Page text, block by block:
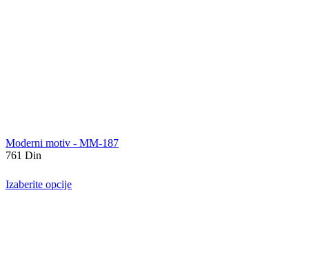
Moderni motiv - MM-187
761 Din
Izaberite opcije